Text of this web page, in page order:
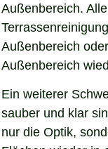
Außenbereich.
Außenbereich
Außenbereich
Ein weiterer
sauber und klar
nur die Optik,